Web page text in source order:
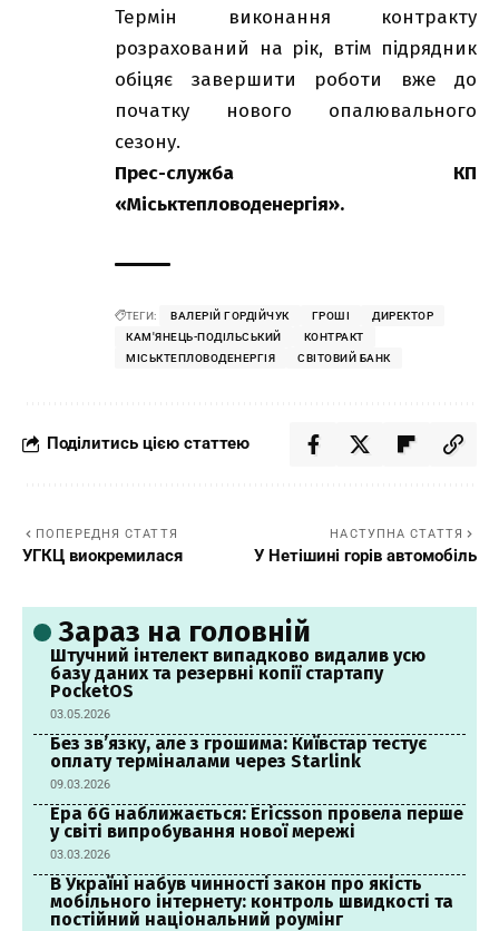
Термін виконання контракту
розрахований на рік, втім підрядник
обіцяє завершити роботи вже до
початку нового опалювального
сезону.
Прес-служба КП
«Міськтепловоденергія».
ТЕГИ: ВАЛЕРІЙ ГОРДІЙЧУК ГРОШІ
ДИРЕКТОР
КАМ'ЯНЕЦЬ-ПОДІЛЬСЬКИЙ
КОНТРАКТ
МІСЬКТЕПЛОВОДЕНЕРГІЯ
СВІТОВИЙ БАНК
Поділитись цією статтею
ПОПЕРЕДНЯ СТАТТЯ
УГКЦ виокремилася
НАСТУПНА СТАТТЯ
У Нетішині горів автомобіль
Зараз на головній
Штучний інтелект випадково видалив усю
базу даних та резервні копії стартапу
PocketOS
03.05.2026
Без зв’язку, але з грошима: Київстар тестує
оплату терміналами через Starlink
09.03.2026
Ера 6G наближається: Ericsson провела перше
у світі випробування нової мережі
03.03.2026
В Україні набув чинності закон про якість
мобільного інтернету: контроль швидкості та
постійний національний роумінг